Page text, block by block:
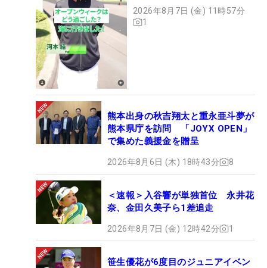
2026年8月7日 (金) 11時57分
1
熊本出身の秋吉翔太と重永亜斗夢が
熊本県庁を訪問 「JOYX OPEN」
で集めた義援金を贈呈
2026年8月6日 (木) 18時43分 8
＜速報＞入谷響が単独首位 永井花
奈、金田久美子ら1差追走
2026年8月7日 (金) 12時42分 1
笹生優花が6度目のジュニアイベン